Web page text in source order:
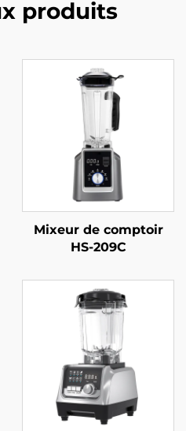
produits
Mixeur de comptoir
HS-209C